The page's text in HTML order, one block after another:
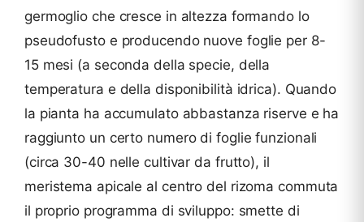
germoglio che cresce in altezza formando lo
pseudofusto e producendo nuove foglie per 8-
15 mesi (a seconda della specie, della
temperatura e della disponibilità idrica). Quando
la pianta ha accumulato abbastanza riserve e ha
raggiunto un certo numero di foglie funzionali
(circa 30-40 nelle cultivar da frutto), il
meristema apicale al centro del rizoma commuta
il proprio programma di sviluppo: smette di